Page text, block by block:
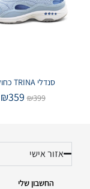
סנדלי TRINA כחולות
₪399
₪359
אזור אישי
החשבון שלי